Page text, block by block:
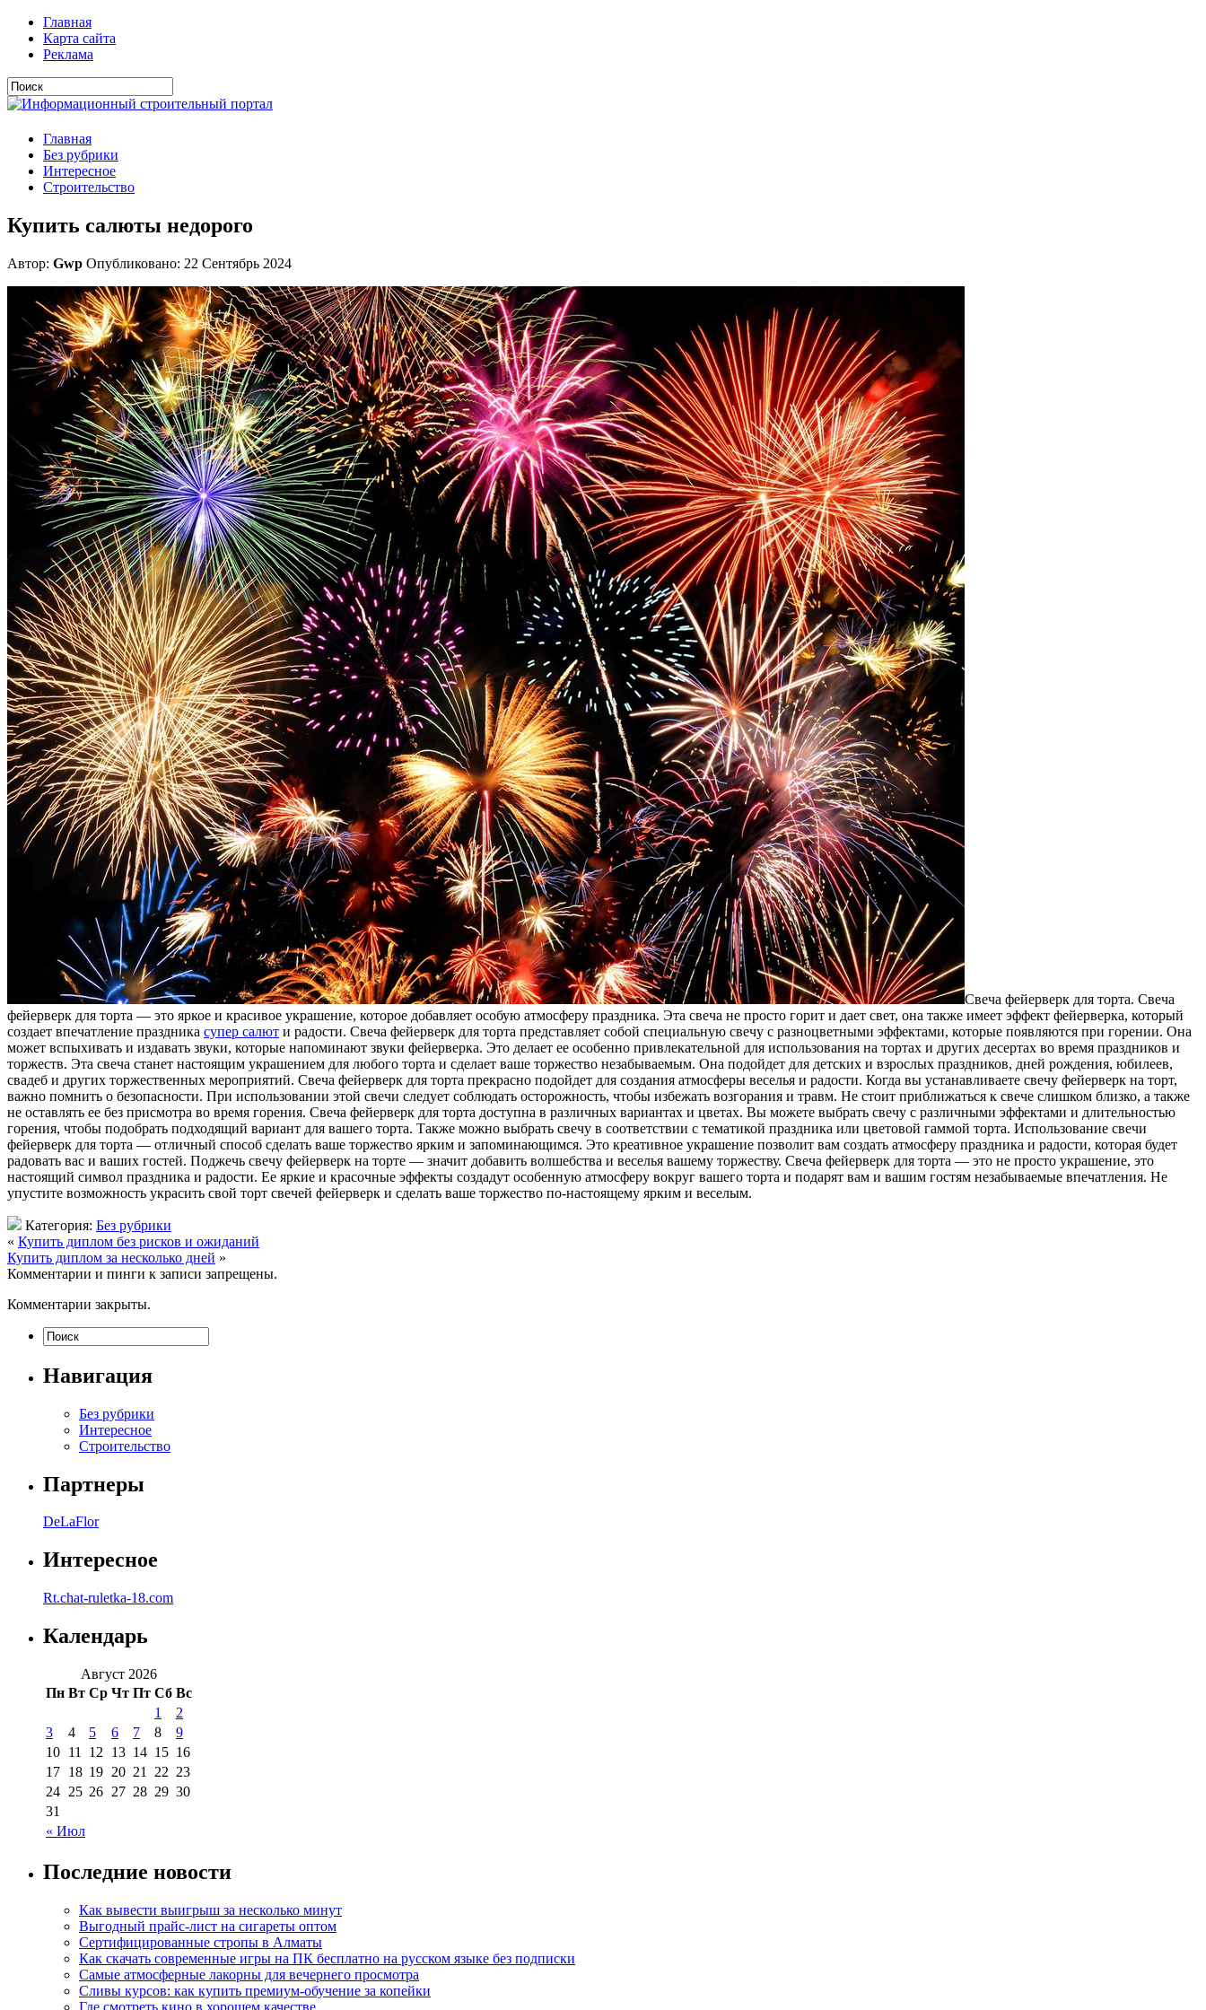
Главная
Карта сайта
Реклама
Главная
Без рубрики
Интересное
Строительство
Купить салюты недорого
Автор: Gwp Опубликовано: 22 Сентябрь 2024
Свеча фейерверк для торта. Свеча
фейерверк для торта — это яркое и красивое украшение, которое добавляет особую атмосферу праздника. Эта свеча не просто горит и дает свет, она также имеет эффект фейерверка, который
создает впечатление праздника супер салют и радости. Свеча фейерверк для торта представляет собой специальную свечу с разноцветными эффектами, которые появляются при горении. Она
может вспыхивать и издавать звуки, которые напоминают звуки фейерверка. Это делает ее особенно привлекательной для использования на тортах и других десертах во время праздников и
торжеств. Эта свеча станет настоящим украшением для любого торта и сделает ваше торжество незабываемым. Она подойдет для детских и взрослых праздников, дней рождения, юбилеев,
свадеб и других торжественных мероприятий. Свеча фейерверк для торта прекрасно подойдет для создания атмосферы веселья и радости. Когда вы устанавливаете свечу фейерверк на торт,
важно помнить о безопасности. При использовании этой свечи следует соблюдать осторожность, чтобы избежать возгорания и травм. Не стоит приближаться к свече слишком близко, а также
не оставлять ее без присмотра во время горения. Свеча фейерверк для торта доступна в различных вариантах и цветах. Вы можете выбрать свечу с различными эффектами и длительностью
горения, чтобы подобрать подходящий вариант для вашего торта. Также можно выбрать свечу в соответствии с тематикой праздника или цветовой гаммой торта. Использование свечи
фейерверк для торта — отличный способ сделать ваше торжество ярким и запоминающимся. Это креативное украшение позволит вам создать атмосферу праздника и радости, которая будет
радовать вас и ваших гостей. Поджечь свечу фейерверк на торте — значит добавить волшебства и веселья вашему торжеству. Свеча фейерверк для торта — это не просто украшение, это
настоящий символ праздника и радости. Ее яркие и красочные эффекты создадут особенную атмосферу вокруг вашего торта и подарят вам и вашим гостям незабываемые впечатления. Не
упустите возможность украсить свой торт свечей фейерверк и сделать ваше торжество по-настоящему ярким и веселым.
Категория: Без рубрики
« Купить диплом без рисков и ожиданий
Купить диплом за несколько дней »
Комментарии и пинги к записи запрещены.
Комментарии закрыты.
Навигация
Без рубрики
Интересное
Строительство
Партнеры
DeLaFlor
Интересное
Rt.chat-ruletka-18.com
Календарь
Август 2026
Пн Вт Ср Чт Пт Сб Вс
« Июл
1
2
3
4 5 6 7 8
9
10 11 12 13 14 15 16
17 18 19 20 21 22 23
24 25 26 27 28 29 30
31
Последние новости
Как вывести выигрыш за несколько минут
Выгодный прайс-лист на сигареты оптом
Сертифицированные стропы в Алматы
Как скачать современные игры на ПК бесплатно на русском языке без подписки
Самые атмосферные лакорны для вечернего просмотра
Сливы курсов: как купить премиум-обучение за копейки
Где смотреть кино в хорошем качестве